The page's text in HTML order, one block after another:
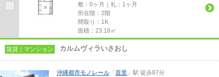
敷：0ヶ月｜礼：1ヶ月
所在階：2階
間取り：1K
面積：23.18㎡
賃貸｜マンション カルムヴィラいさおし
沖縄都市モノレール 「 首里 」駅 徒歩87分